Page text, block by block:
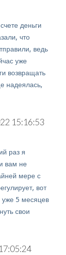
деньги
что
ведь
уже
возвращать
надеялась,
15:16:53
раз я
вам не
мере с
вот
уже 5 месяцев
свои